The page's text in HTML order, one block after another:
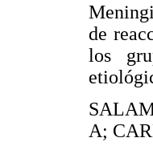
de
los
A;